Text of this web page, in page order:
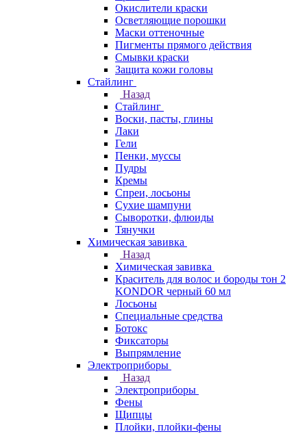
Окислители краски
Осветляющие порошки
Маски оттеночные
Пигменты прямого действия
Смывки краски
Защита кожи головы
Стайлинг
Назад
Стайлинг
Воски, пасты, глины
Лаки
Гели
Пенки, муссы
Пудры
Кремы
Спреи, лосьоны
Сухие шампуни
Сыворотки, флюиды
Тянучки
Химическая завивка
Назад
Химическая завивка
Краситель для волос и бороды тон 2
KONDOR черный 60 мл
Лосьоны
Специальные средства
Ботокс
Фиксаторы
Выпрямление
Электроприборы
Назад
Электроприборы
Фены
Щипцы
Плойки, плойки-фены